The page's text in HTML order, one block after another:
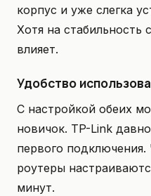
корпус и уже слегка
Хотя на стабильность
влияет.
Удобство
С настройкой обеих
новичок. TP-Link
первого
роутеры
минут.